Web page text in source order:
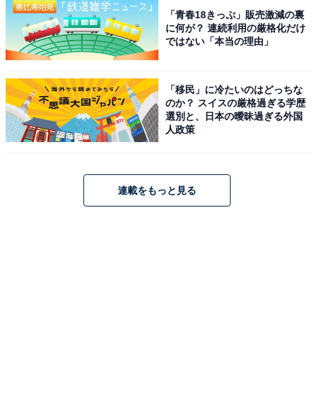
「青春18きっぷ」販売激減の裏
に何が？ 連続利用の厳格化だけ
ではない「本当の理由」
「移民」に冷たいのはどっちな
のか？ スイスの厳格過ぎる学歴
選別と、日本の曖昧過ぎる外国
人政策
連載をもっと見る